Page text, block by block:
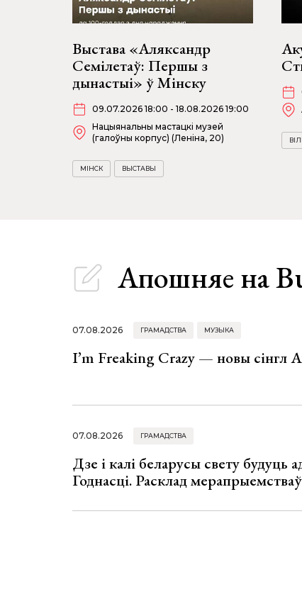
Выстава «Аляксандр
Семілетаў: Першы з
дынастыі» ў Мінску
09.07.2026 18:00 - 18.08.2026 19:00
Нацыянальны мастацкі музей
(галоўны корпус) (Леніна, 20)
МІНСК ВЫСТАВЫ
Апошняе на
07.08.2026 ГРАМАДСТВА МУЗЫКА
I’m Freaking Crazy — новы сінгл
07.08.2026 ГРАМАДСТВА
Дзе і калі беларусы свету будуць
Годнасці. Расклад мерапрыемстваў